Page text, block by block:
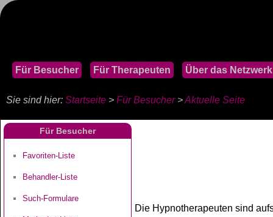
Für Besucher Für Therapeuten Über das Netzwerk
Sie sind hier: Startseite > Für Besucher>Aktuelle Seite
Für Besucher
Favoriten-Liste
Behandler-Liste
Such-Formulare
Die Hypnotherapeuten sind